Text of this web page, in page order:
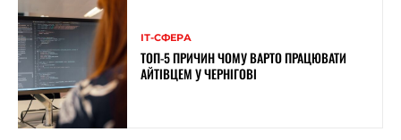
ІТ-СФЕРА
ТОП-5 ПРИЧИН ЧОМУ ВАРТО ПРАЦЮВАТИ
АЙТІВЦЕМ У ЧЕРНІГОВІ